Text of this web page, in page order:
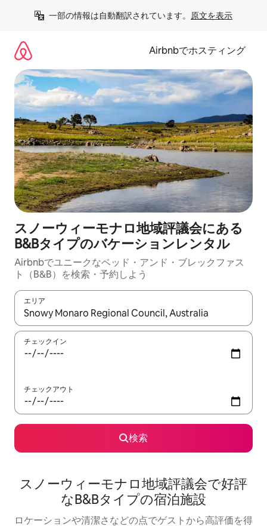
一部の情報は自動翻訳されています。 原文を表示
Airbnbでホスティング
スノーウィーモナロ地域評議会にある
B&Bタイプのバケーションレンタル
Airbnbでユニークなベッド・アンド・ブレックファス
ト（B&B）を検索・予約しよう
エリア
検索結果が表示されたら、上下の矢印キーを使って移動するか
チェックイン
チェックアウト
検索
スノーウィーモナロ地域評議会で好評
なB&Bタイプの宿泊施設
ロケーションや清潔さなどの点でゲストから高評価を得